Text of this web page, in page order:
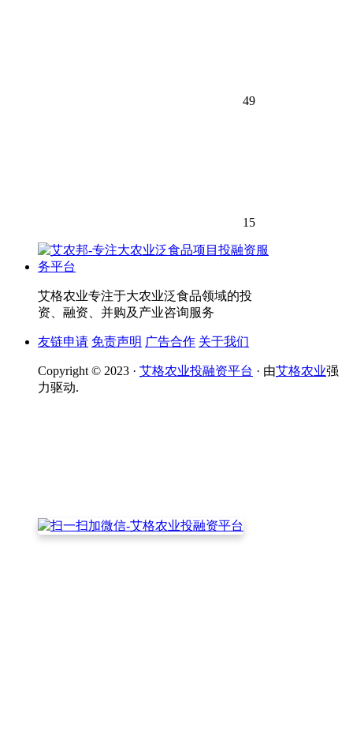
49
15
艾格农业专注于大农业泛食品领域的投
资、融资、并购及产业咨询服务
友链申请 免责声明 广告合作 关于我们
Copyright © 2023 · 艾格农业投融资平台 · 由艾格农业强
力驱动.